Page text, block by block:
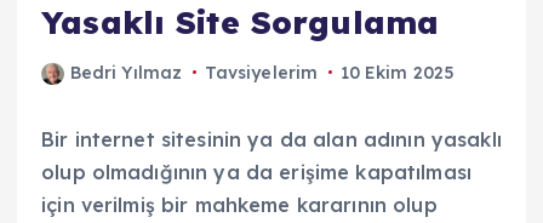
Yasaklı Site Sorgulama
Bedri Yılmaz Tavsiyelerim 10 Ekim 2025
Bir internet sitesinin ya da alan adının yasaklı
olup olmadığının ya da erişime kapatılması
için verilmiş bir mahkeme kararının olup